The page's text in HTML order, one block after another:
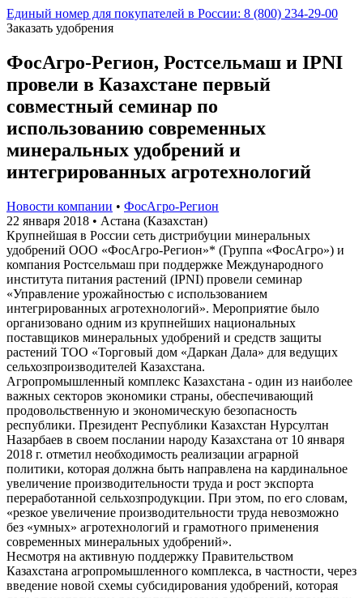
Единый номер для покупателей в России: 8 (800) 234-29-00
Заказать удобрения
ФосАгро-Регион, Ростсельмаш и IPNI
провели в Казахстане первый
совместный семинар по
использованию современных
минеральных удобрений и
интегрированных агротехнологий
Новости компании • ФосАгро-Регион
22 января 2018 • Астана (Казахстан)
Крупнейшая в России сеть дистрибуции минеральных
удобрений ООО «ФосАгро-Регион»* (Группа «ФосАгро») и
компания Ростсельмаш при поддержке Международного
института питания растений (IPNI) провели семинар
«Управление урожайностью с использованием
интегрированных агротехнологий». Мероприятие было
организовано одним из крупнейших национальных
поставщиков минеральных удобрений и средств защиты
растений ТОО «Торговый дом «Даркан Дала» для ведущих
сельхозпроизводителей Казахстана.
Агропромышленный комплекс Казахстана - один из наиболее
важных секторов экономики страны, обеспечивающий
продовольственную и экономическую безопасность
республики. Президент Республики Казахстан Нурсултан
Назарбаев в своем послании народу Казахстана от 10 января
2018 г. отметил необходимость реализации аграрной
политики, которая должна быть направлена на кардинальное
увеличение производительности труда и рост экспорта
переработанной сельхозпродукции. При этом, по его словам,
«резкое увеличение производительности труда невозможно
без «умных» агротехнологий и грамотного применения
современных минеральных удобрений».
Несмотря на активную поддержку Правительством
Казахстана агропромышленного комплекса, в частности, через
введение новой схемы субсидирования удобрений, которая